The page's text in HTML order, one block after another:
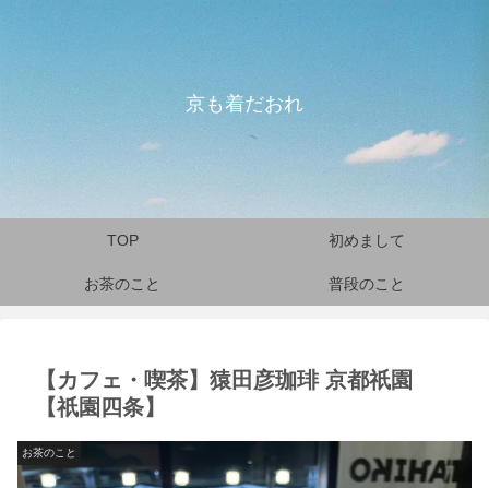
京も着だおれ
TOP 初めまして
お茶のこと 普段のこと
【カフェ・喫茶】猿田彦珈琲 京都祇園
【祇園四条】
お茶のこと